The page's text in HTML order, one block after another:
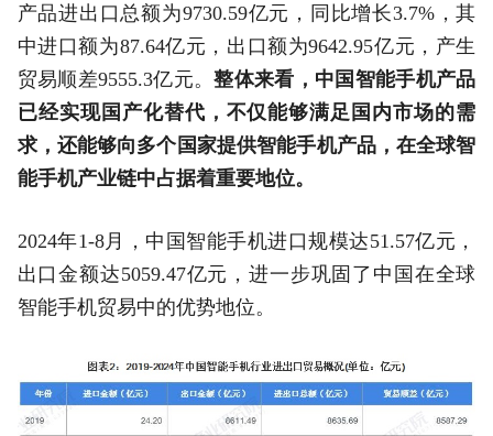
产品进出口总额为9730.59亿元，同比增长3.7%，其
中进口额为87.64亿元，出口额为9642.95亿元，产生
贸易顺差9555.3亿元。整体来看，中国智能手机产品
已经实现国产化替代，不仅能够满足国内市场的需
求，还能够向多个国家提供智能手机产品，在全球智
能手机产业链中占据着重要地位。
2024年1-8月，中国智能手机进口规模达51.57亿元，
出口金额达5059.47亿元，进一步巩固了中国在全球
智能手机贸易中的优势地位。